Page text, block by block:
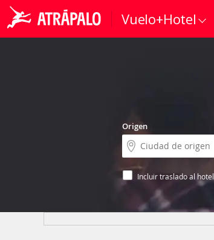
Vuelo+Hotel
Origen
Incluir traslado al hotel